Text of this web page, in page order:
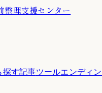
整理支援センター
探す記事ツールエンディ